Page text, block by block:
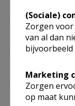
14/02
10.00
10.00
10.00
(Sociale)
Zorgen
van al dan
bijvoorbeeld
Marketing
Zorgen
op maat